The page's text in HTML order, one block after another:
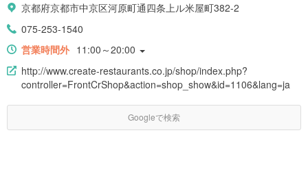
京都府京都市中京区河原町通四条上ル米屋町382-2
075-253-1540
営業時間外 11:00～20:00
http://www.create-restaurants.co.jp/shop/index.php?
controller=FrontCrShop&action=shop_show&id=1106&lang=ja
Googleで検索